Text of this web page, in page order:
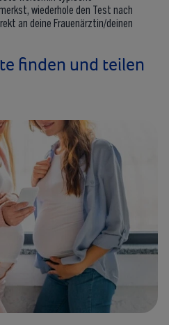
wiederhole den Test nach
an deine Frauenärztin/deinen
finden und teilen